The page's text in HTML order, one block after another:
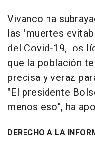
Vivanco ha
las "muertes
del Covid-19, los
que la población
precisa y veraz
"El presidente
menos eso", ha
DERECHO A LA